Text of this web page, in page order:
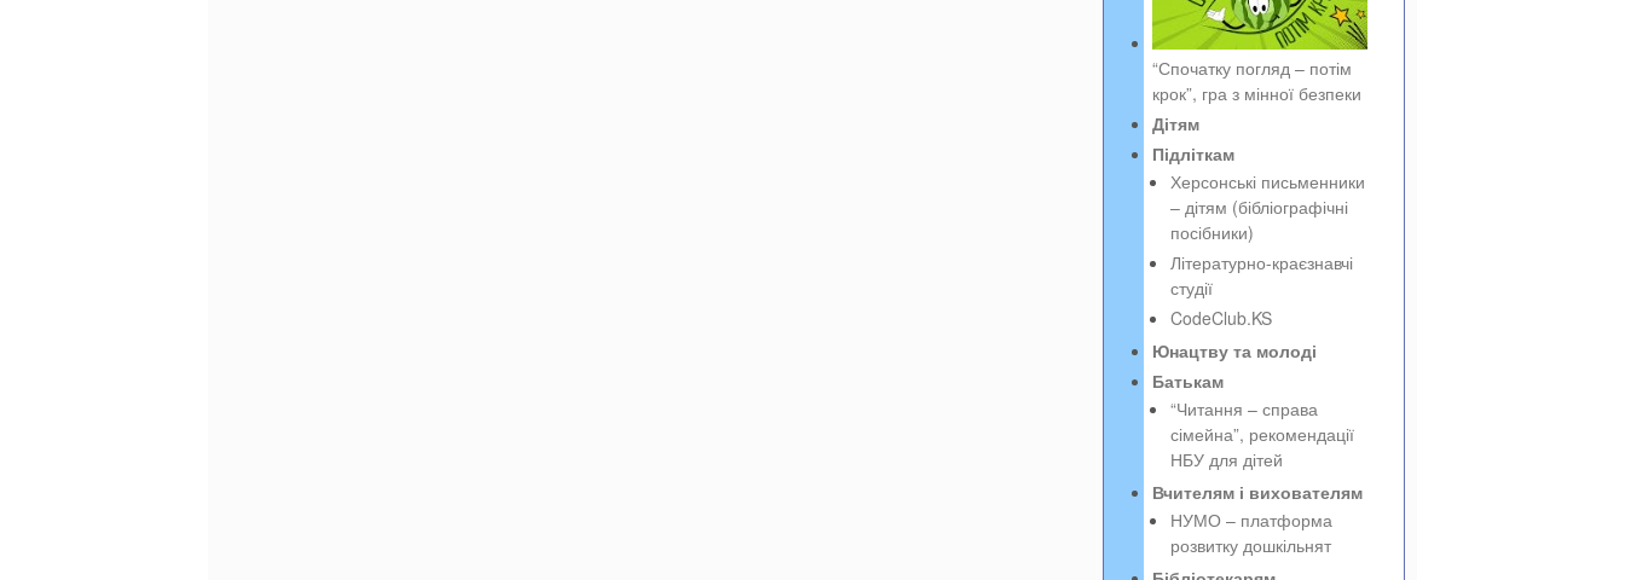
“Спочатку погляд – потім
крок”, гра з мінної безпеки
Дітям
Підліткам
Херсонські письменники
– дітям (бібліографічні
посібники)
Літературно-краєзнавчі
студії
CodeClub.KS
Юнацтву та молоді
Батькам
“Читання – справа
сімейна”, рекомендації
НБУ для дітей
Вчителям і вихователям
НУМО – платформа
розвитку дошкільнят